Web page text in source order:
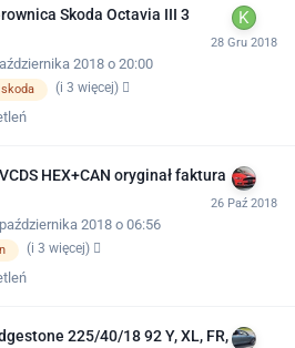
Skoda Octavia III 3
2018 o 20:00
skoda (i 3 więcej)
HEX+CAN oryginał faktura
2018 o 06:56
(i 3 więcej)
225/40/18 92 Y, XL, FR,